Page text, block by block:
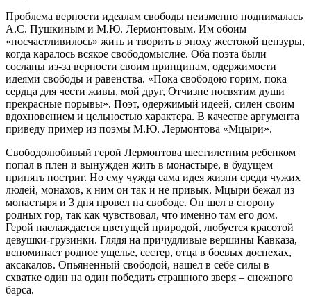
Проблема верности идеалам свободы неизменно поднималась
А.С. Пушкиным и М.Ю. Лермонтовым. Им обоим
«посчастливилось» жить и творить в эпоху жестокой цензуры,
когда каралось всякое свободомыслие. Оба поэта были
сосланы из-за верности своим принципам, одержимости
идеями свободы и равенства. «Пока свободою горим, пока
сердца для чести живы, мой друг, Отчизне посвятим души
прекрасные порывы». Поэт, одержимый идеей, силен своим
вдохновением и цельностью характера. В качестве аргумента
приведу пример из поэмы М.Ю. Лермонтова «Мцыри».
Свободолюбивый герой Лермонтова шестилетним ребенком
попал в плен и вынужден жить в монастыре, в будущем
принять постриг. Но ему чужда сама идея жизни среди чужих
людей, монахов, к ним он так и не привык. Мцыри бежал из
монастыря и 3 дня провел на свободе. Он шел в сторону
родных гор, так как чувствовал, что именно там его дом.
Герой наслаждается цветущей природой, любуется красотой
девушки-грузинки. Глядя на причудливые вершины Кавказа,
вспоминает родное ущелье, сестер, отца в боевых доспехах,
аксакалов. Опьяненный свободой, нашел в себе силы в
схватке один на один победить страшного зверя – снежного
барса.